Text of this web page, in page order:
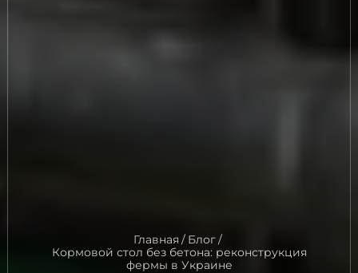
Главная / Блог/
Кормовой стол без бетона: реконструкция
фермы в Украине